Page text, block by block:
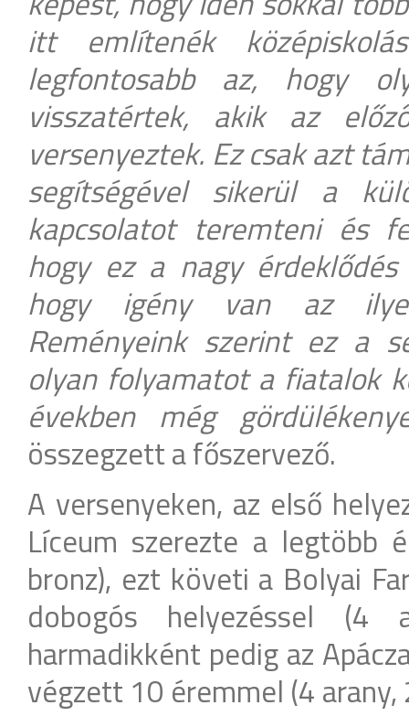
itt említenék
legfontosabb az, hogy
visszatértek, akik az
versenyeztek. Ez csak azt
segítségével sikerül a
kapcsolatot teremteni és
hogy ez a nagy
hogy igény van az
Reményeink szerint ez a
olyan folyamatot a fiatalok
években még
összegzett a főszervező.
A versenyeken, az első
Líceum szerezte a legtöbb
bronz), ezt követi a Bolyai
dobogós helyezéssel
harmadikként pedig az
végzett 10 éremmel (4 arany,